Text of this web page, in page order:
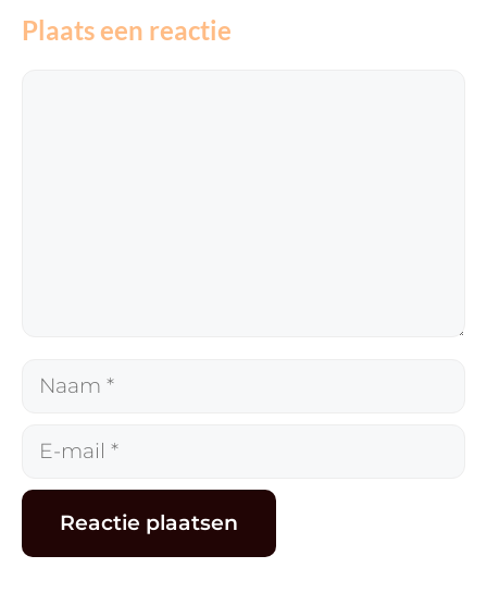
Plaats een reactie
Naam
E-